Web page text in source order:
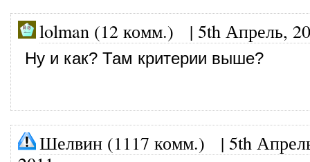
lolman (12 комм.) | 5th Апрель,
Ну и как? Там критерии выше?
Шелвин (1117 комм.) | 5th